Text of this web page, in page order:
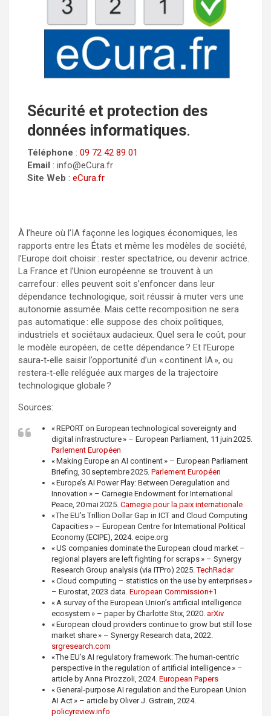
Sécurité et protection des
données informatiques.
Téléphone : 09 72 42 89 01
Email : info@eCura.fr
Site Web : eCura.fr
À l’heure où l’IA façonne les logiques économiques, les
rapports entre les États et même les modèles de société,
l’Europe doit choisir : rester spectatrice, ou devenir actrice.
La France et l’Union européenne se trouvent à un
carrefour : elles peuvent soit s’enfoncer dans leur
dépendance technologique, soit réussir à muter vers une
autonomie assumée. Mais cette recomposition ne sera
pas automatique : elle suppose des choix politiques,
industriels et sociétaux audacieux. Quel sera le coût, pour
le modèle européen, de cette dépendance ? Et l’Europe
saura‑t‑elle saisir l’opportunité d’un « continent IA », ou
restera‑t‑elle reléguée aux marges de la trajectoire
technologique globale ?
Sources:
« REPORT on European technological sovereignty and
digital infrastructure » – European Parliament, 11 juin 2025.
Parlement Européen
« Making Europe an AI continent » – European Parliament
Briefing, 30 septembre 2025. Parlement Européen
« Europe’s AI Power Play: Between Deregulation and
Innovation » – Carnegie Endowment for International
Peace, 20 mai 2025. Carnegie pour la paix internationale
« The EU’s Trillion Dollar Gap in ICT and Cloud Computing
Capacities » – European Centre for International Political
Economy (ECIPE), 2024. ecipe.org
« US companies dominate the European cloud market –
regional players are left fighting for scraps » – Synergy
Research Group analysis (via ITPro) 2025.TechRadar
« Cloud computing – statistics on the use by enterprises »
– Eurostat, 2023 data. European Commission+1
« A survey of the European Union’s artificial intelligence
ecosystem » – paper by Charlotte Stix, 2020. arXiv
« European cloud providers continue to grow but still lose
market share » – Synergy Research data, 2022.
srgresearch.com
« The EU’s AI regulatory framework: The human‑centric
perspective in the regulation of artificial intelligence » –
article by Anna Pirozzoli, 2024. European Papers
« General‑purpose AI regulation and the European Union
AI Act » – article by Oliver J. Gstrein, 2024.
policyreview.info